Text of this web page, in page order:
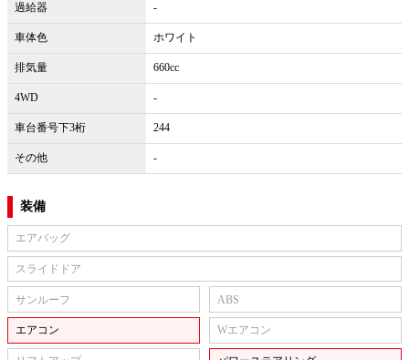
過給器 -
車体色 ホワイト
排気量 660cc
4WD -
車台番号下3桁 244
その他 -
装備
エアバッグ
スライドドア
サンルーフ ABS
エアコン Wエアコン